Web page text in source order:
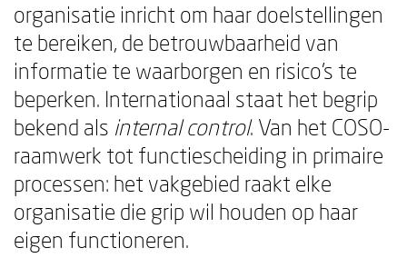
organisatie inricht om haar doelstellingen
te bereiken, de betrouwbaarheid van
informatie te waarborgen en risico's te
beperken. Internationaal staat het begrip
bekend als internal control. Van het COSO-
raamwerk tot functiescheiding in primaire
processen: het vakgebied raakt elke
organisatie die grip wil houden op haar
eigen functioneren.